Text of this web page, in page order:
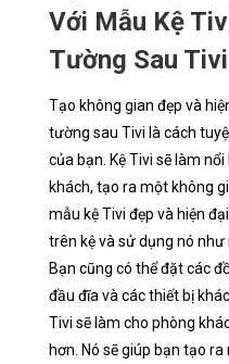
Với Mẫu Kệ
Tường Sau Tivi
Tạo không gian đẹp và
tường sau Tivi là cách
của bạn. Kệ Tivi sẽ làm
khách, tạo ra một không
mẫu kệ Tivi đẹp và hiện
trên kệ và sử dụng nó
Bạn cũng có thể đặt các
đầu đĩa và các thiết bị
Tivi sẽ làm cho phòng
hơn. Nó sẽ giúp bạn tạo